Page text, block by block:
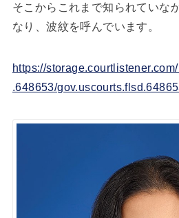
そこからこれまで知られていな
なり、波紋を呼んでいます。
https://
.648653/